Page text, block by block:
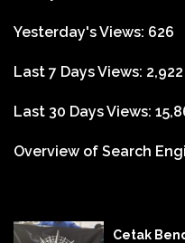
Yesterday's Views: 626
Last 7 Days Views: 2,922
Last 30 Days Views:
Overview of Search
Cetak